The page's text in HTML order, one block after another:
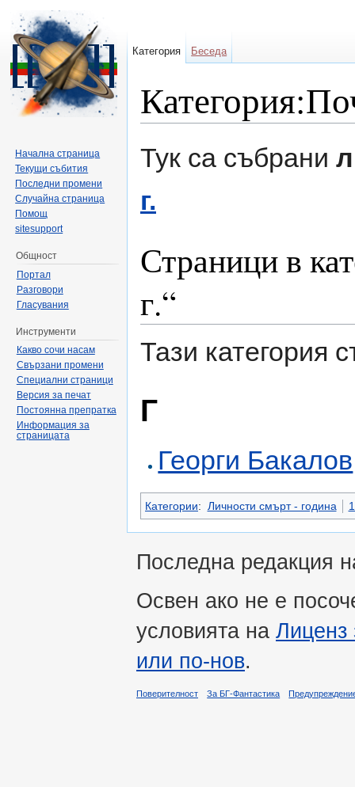
Тук са събрани
г.
Страници в
г.“
Тази категория
Г
Георги Бакалов
Категории: Личности смърт - година
Категория Беседа
Начална страница
Текущи събития
Последни промени
Случайна страница
Помощ
sitesupport
Общност
Портал
Разговори
Гласувания
Инструменти
Какво сочи насам
Свързани промени
Специални страници
Версия за печат
Постоянна препратка
Информация за
страницата
Последна редакция
Освен ако не е
условията на Лиценз
или по-нов.
Поверителност За БГ-Фантастика